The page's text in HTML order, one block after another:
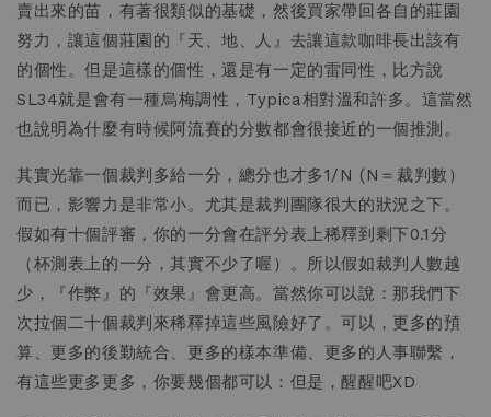
賣出來的苗，有著很類似的基礎，然後買家帶回各自的莊園
努力，讓這個莊園的『天、地、人』去讓這款咖啡長出該有
的個性。但是這樣的個性，還是有一定的雷同性，比方說
SL34就是會有一種烏梅調性，Typica相對溫和許多。這當然
也說明為什麼有時候阿流賽的分數都會很接近的一個推測。
其實光靠一個裁判多給一分，總分也才多1/N (N＝裁判數）
而已，影響力是非常小。尤其是裁判團隊很大的狀況之下。
假如有十個評審，你的一分會在評分表上稀釋到剩下0.1分
（杯測表上的一分，其實不少了喔）。所以假如裁判人數越
少，『作弊』的『效果』會更高。當然你可以說：那我們下
次拉個二十個裁判來稀釋掉這些風險好了。可以，更多的預
算、更多的後勤統合、更多的樣本準備、更多的人事聯繫，
有這些更多更多，你要幾個都可以：但是，醒醒吧XD